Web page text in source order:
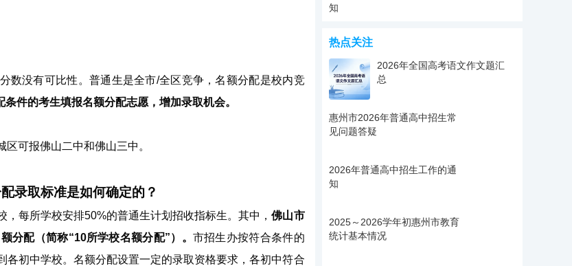
数没有可比性。普通生是全市/全区竞争，名额分配是校内竞
条件的考生填报名额分配志愿，增加录取机会。
区可报佛山二中和佛山三中。
录取标准是如何确定的？
每所学校安排50%的普通生计划招收指标生。其中，佛山市
分配（简称“10所学校名额分配”）。 市招生办按符合条件的
初中学校。名额分配设置一定的录取资格要求，各初中符合
知
热点关注
2026年全国高考语文作文题汇
总
惠州市2026年普通高中招生常
见问题答疑
2026年普通高中招生工作的通
知
2025～2026学年初惠州市教育
统计基本情况